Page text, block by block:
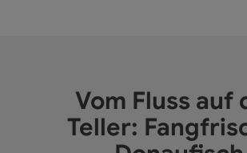
Vom Fluss auf
Teller: